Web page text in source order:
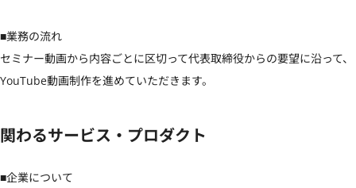
■業務の流れ
セミナー動画から内容ごとに区切って代表取締役からの要望に沿って、
YouTube動画制作を進めていただきます。
関わるサービス・プロダクト
■企業について